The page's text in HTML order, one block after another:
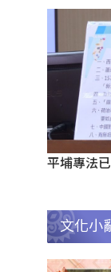
平埔專法
文化小